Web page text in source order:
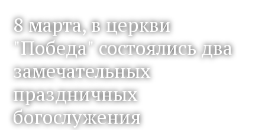
8 марта, в церкви
"Победа" состоялись два
замечательных
праздничных
богослужения